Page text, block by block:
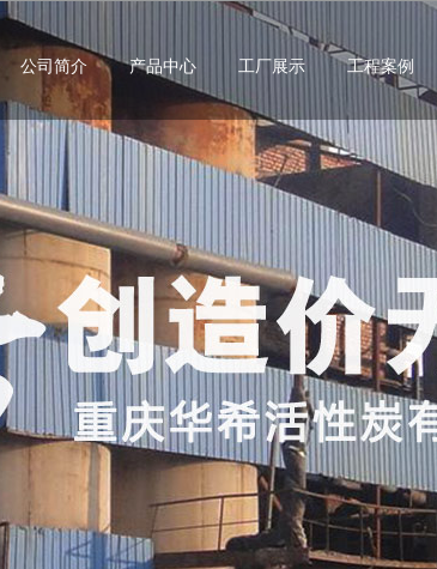
公司简介 产品中心 工厂展示 工程案例